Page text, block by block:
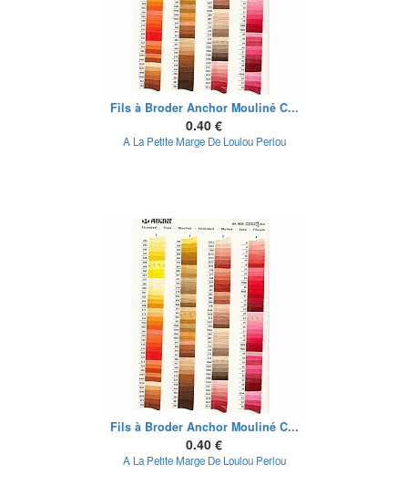
Fils à Broder Anchor Mouliné C...
0.40 €
A La Petite Marge De Loulou Perlou
Fils à Broder Anchor Mouliné C...
0.40 €
A La Petite Marge De Loulou Perlou